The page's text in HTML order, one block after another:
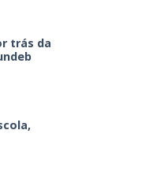
trás da